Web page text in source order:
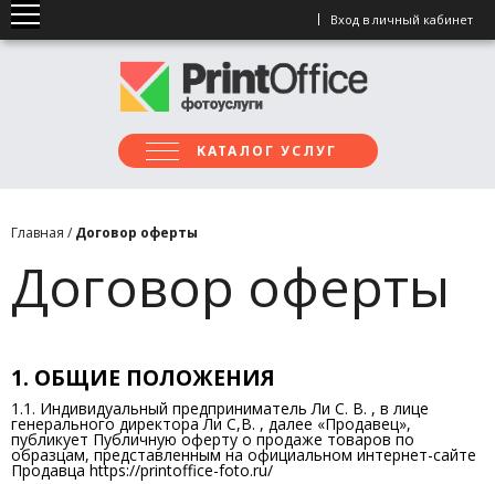
Вход в личный кабинет
КАТАЛОГ УСЛУГ
Главная / Договор оферты
Договор оферты
1. ОБЩИЕ ПОЛОЖЕНИЯ
1.1. Индивидуальный предприниматель Ли С. В. , в лице
генерального директора Ли С,В. , далее «Продавец»,
публикует Публичную оферту о продаже товаров по
образцам, представленным на официальном интернет-сайте
Продавца https://printoffice-foto.ru/